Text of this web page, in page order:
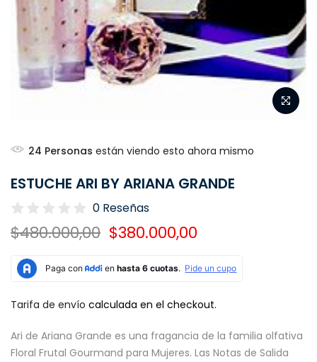
24 Personas están viendo esto ahora mismo
ESTUCHE ARI BY ARIANA GRANDE
0 Reseñas
$480.000,00 $380.000,00
Tarifa de envío calculada en el checkout.
Ari de Ariana Grande es una fragancia de la familia olfativa
Floral Frutal Gourmand para Mujeres. Las Notas de Salida